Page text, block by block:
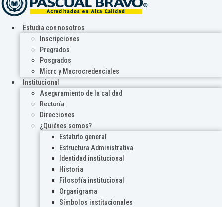
Estudia con nosotros
Inscripciones
Pregrados
Posgrados
Micro y Macrocredenciales
Institucional
Aseguramiento de la calidad
Rectoría
Direcciones
¿Quiénes somos?
Estatuto general
Estructura Administrativa
Identidad institucional
Historia
Filosofía institucional
Organigrama
Símbolos institucionales